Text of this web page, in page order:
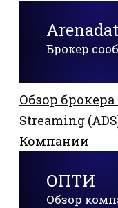
Брокер
Обзор
Streaming
Компании
ОПТИ
Обзор